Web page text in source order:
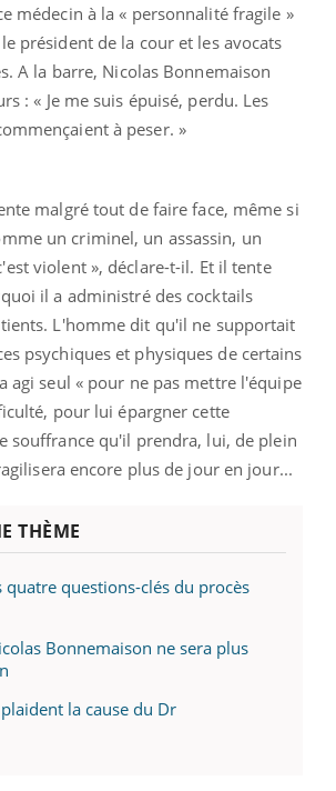
médecin à la « personnalité fragile »
président de la cour et les avocats
A la barre, Nicolas Bonnemaison
: « Je me suis épuisé, perdu. Les
à peser. »
malgré tout de faire face, même si
un criminel, un assassin, un
violent », déclare-t-il. Et il tente
il a administré des cocktails
L'homme dit qu'il ne supportait
psychiques et physiques de certains
agi seul « pour ne pas mettre l'équipe
pour lui épargner cette
souffrance qu'il prendra, lui, de plein
encore plus de jour en jour...
THÈME
quatre questions-clés du procès
Bonnemaison ne sera plus
la cause du Dr